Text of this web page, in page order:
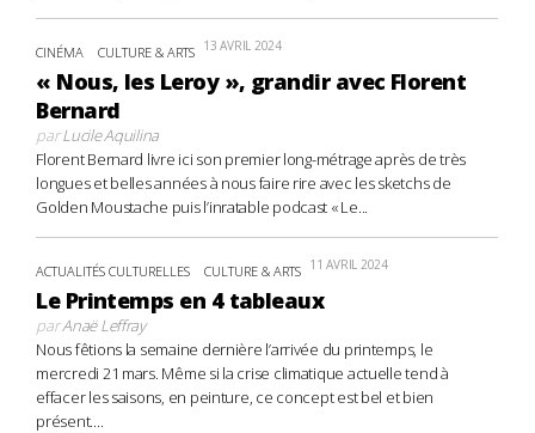
CINÉMA CULTURE & ARTS 13 AVRIL 2024
« Nous, les Leroy », grandir avec Florent
Bernard
parLucile Aquilina
Florent Bernard livre ici son premier long-métrage après de très
longues et belles années à nous faire rire avec les sketchs de
Golden Moustache puis l’inratable podcast « Le...
ACTUALITÉS CULTURELLES CULTURE & ARTS 11 AVRIL 2024
Le Printemps en 4 tableaux
parAnaë Leffray
Nous fêtions la semaine dernière l’arrivée du printemps, le
mercredi 21 mars. Même si la crise climatique actuelle tend à
effacer les saisons, en peinture, ce concept est bel et bien
présent....